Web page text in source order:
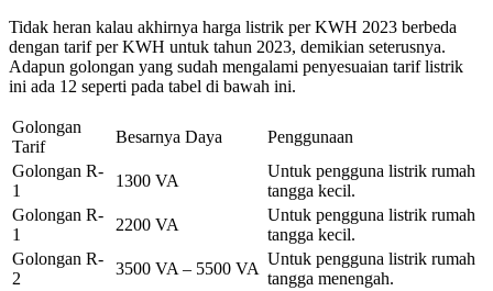
Tidak heran kalau akhirnya harga listrik per KWH 2023 berbeda
dengan tarif per KWH untuk tahun 2023, demikian seterusnya.
Adapun golongan yang sudah mengalami penyesuaian tarif listrik
ini ada 12 seperti pada tabel di bawah ini.
Golongan
Tarif
Besarnya Daya
Penggunaan
Golongan R-
1
1300 VA
Untuk pengguna listrik rumah
tangga kecil.
Golongan R-
1
2200 VA
Untuk pengguna listrik rumah
tangga kecil.
Golongan R-
2
3500 VA – 5500 VA
Untuk pengguna listrik rumah
tangga menengah.